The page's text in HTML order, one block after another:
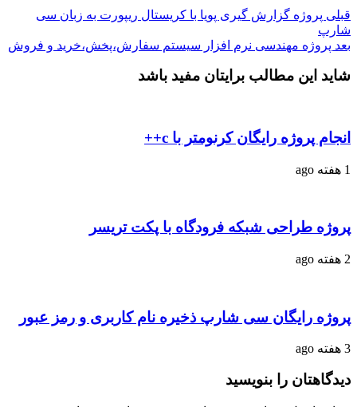
قبلی پروژه گزارش گیری پویا با کریستال ریپورت به زبان سی
شارپ
بعد پروژه مهندسی نرم افزار سیستم سفارش،پخش،خرید و فروش
شاید این مطالب برایتان مفید باشد
انجام پروژه رایگان کرنومتر با c++
1 هفته ago
پروژه طراحی شبکه فرودگاه با پکت تریسر
2 هفته ago
پروژه رایگان سی شارپ ذخیره نام کاربری و رمز عبور
3 هفته ago
دیدگاهتان را بنویسید